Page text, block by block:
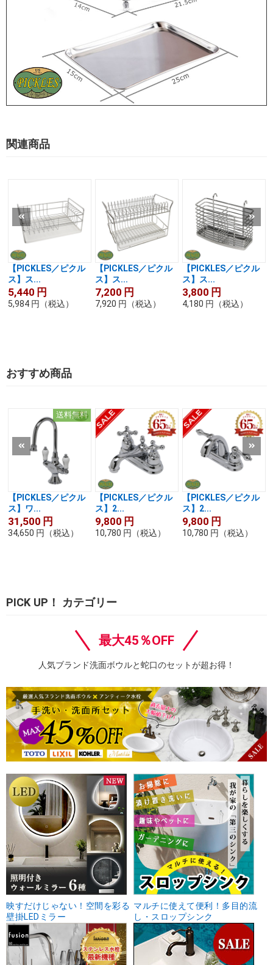
関連商品
【PICKLES／ピクル
ス】ス...
5,440 円
5,984 円 （税込）
【PICKLES／ピクル
ス】ス...
7,200 円
7,920 円 （税込）
【PICKLES／ピクル
ス】ス...
3,800 円
4,180 円 （税込）
おすすめ商品
送料無料
【PICKLES／ピクル
ス】ワ...
31,500 円
34,650 円 （税込）
【PICKLES／ピクル
ス】2...
9,800 円
10,780 円 （税込）
【PICKLES／ピクル
ス】2...
9,800 円
10,780 円 （税込）
PICK UP！ カテゴリー
最大45％OFF
人気ブランド洗面ボウルと蛇口のセットが超お得！
映すだけじゃない！空間を彩る
壁掛LEDミラー
マルチに使えて便利！多目的流
し・スロップシンク